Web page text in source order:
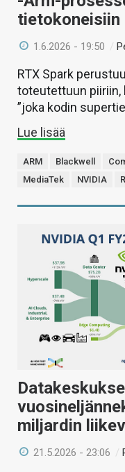
tietokoneisiin
1.6.2026 - 19:50 /
RTX Spark
toteutettuun piiriin,
”joka kodin
Lue lisää
ARM Blackwell
MediaTek
NVIDIA
miljardin
21.5.2026 - 23:06 /